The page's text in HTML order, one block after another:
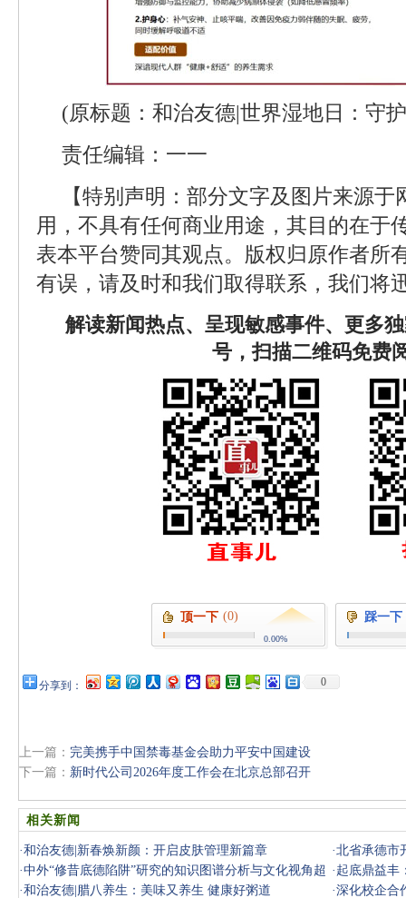
(原标题：和治友德|世界湿地日：守
责任编辑：一一
【特别声明：部分文字及图片来源
用，不具有任何商业用途，其目的在于
表本平台赞同其观点。版权归原作者所
有误，请及时和我们取得联系，我们将
解读新闻热点、呈现敏感事件、更多
号，扫描二维码免费
顶一下 (0)
0.00%
踩一下
分享到： 0
上一篇： 完美携手中国禁毒基金会助力平安中国建设
下一篇： 新时代公司2026年度工作会在北京总部召开
相关新闻
·和治友德|新春焕新颜：开启皮肤管理新篇章 ·北省承德市
·中外“修昔底德陷阱”研究的知识图谱分析与文化视角超
越
· 起底鼎益丰
达36%
·和治友德|腊八养生：美味又养生 健康好粥道 ·深化校企合